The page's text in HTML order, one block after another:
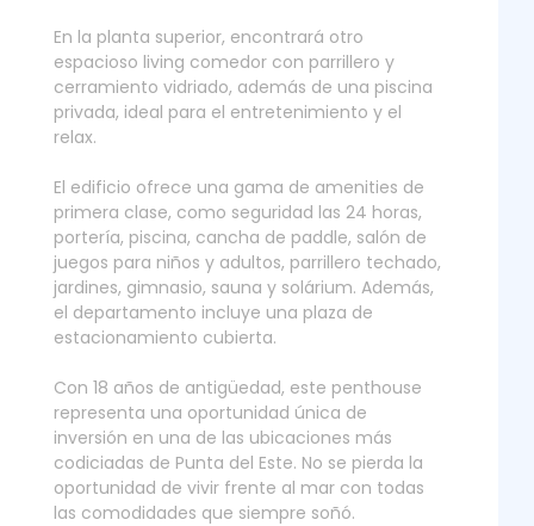
En la planta superior, encontrará otro
espacioso living comedor con parrillero y
cerramiento vidriado, además de una piscina
privada, ideal para el entretenimiento y el
relax.
El edificio ofrece una gama de amenities de
primera clase, como seguridad las 24 horas,
portería, piscina, cancha de paddle, salón de
juegos para niños y adultos, parrillero techado,
jardines, gimnasio, sauna y solárium. Además,
el departamento incluye una plaza de
estacionamiento cubierta.
Con 18 años de antigüedad, este penthouse
representa una oportunidad única de
inversión en una de las ubicaciones más
codiciadas de Punta del Este. No se pierda la
oportunidad de vivir frente al mar con todas
las comodidades que siempre soñó.